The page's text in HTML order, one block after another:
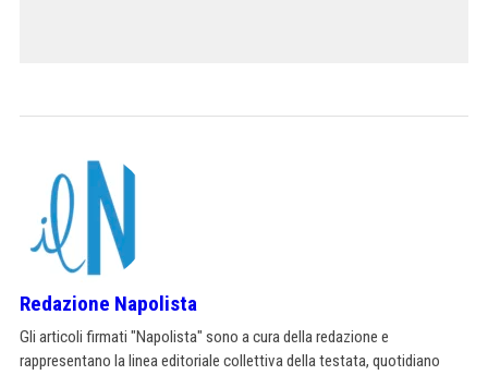
Redazione Napolista
Gli articoli firmati "Napolista" sono a cura della redazione e
rappresentano la linea editoriale collettiva della testata, quotidiano